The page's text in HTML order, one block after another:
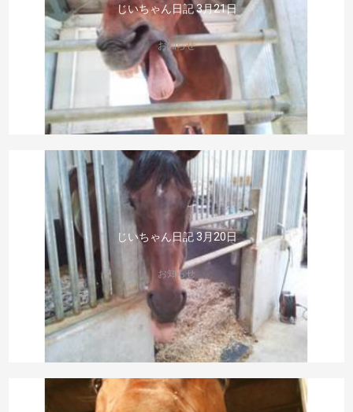
じいちゃん日記 3月21日
お知らせ
じいちゃん日記 3月20日
お知らせ